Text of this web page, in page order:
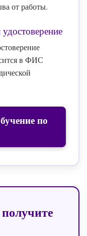
от работы.
в ФИС
по